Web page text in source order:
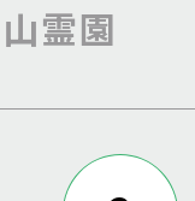
霊園